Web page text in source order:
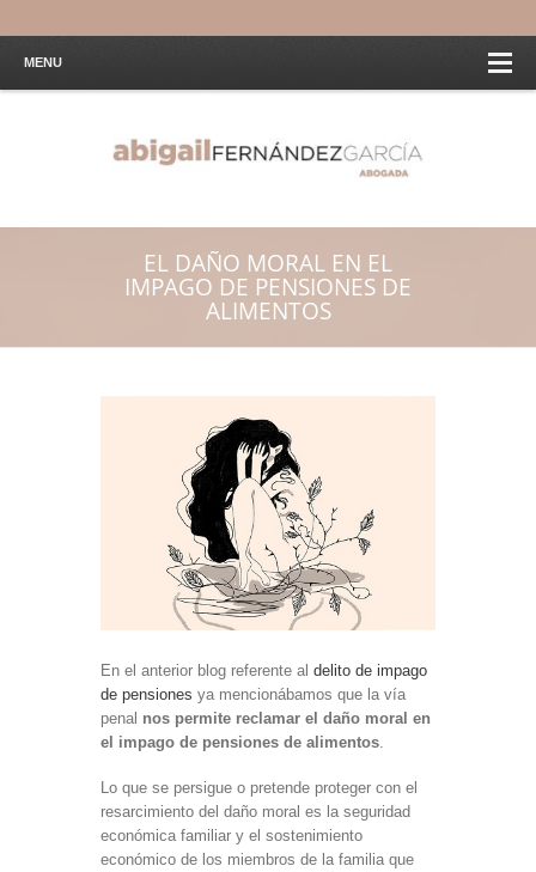
MENU
EL DAÑO MORAL EN EL
IMPAGO DE PENSIONES DE
ALIMENTOS
En el anterior blog referente al delito de impago
de pensiones ya mencionábamos que la vía
penal nos permite reclamar el daño moral en
el impago de pensiones de alimentos
Lo que se persigue o pretende proteger con el
resarcimiento del daño moral es la seguridad
económica familiar y el sostenimiento
económico de los miembros de la familia que